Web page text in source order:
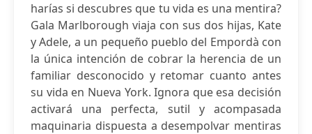
harías si descubres que tu vida es una mentira?
Gala Marlborough viaja con sus dos hijas, Kate
y Adele, a un pequeño pueblo del Empordà con
la única intención de cobrar la herencia de un
familiar desconocido y retomar cuanto antes
su vida en Nueva York. Ignora que esa decisión
activará una perfecta, sutil y acompasada
maquinaria dispuesta a desempolvar mentiras